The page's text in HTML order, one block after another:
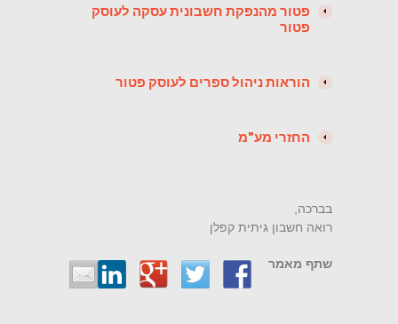
פטור מהנפקת חשבונית עסקה לעוסק
פטור
הוראות ניהול ספרים לעוסק פטור
החזרי מע"מ
בברכה,
רואה חשבון גיתית קפלן
שתף מאמר